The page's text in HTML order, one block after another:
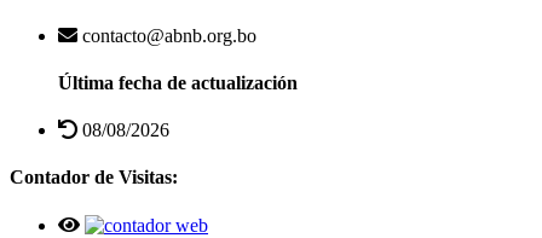
contacto@abnb.org.bo
Última fecha de actualización
08/08/2026
Contador de Visitas: